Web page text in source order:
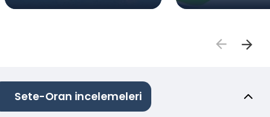
Sete-Oran incelemeleri